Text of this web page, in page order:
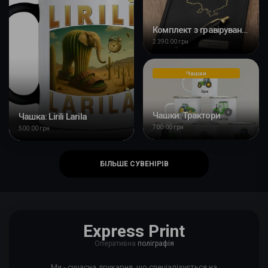
Чашка: Lirili Larila
500.00 грн
Комплект з гравіруванням: Блокнот + ручка Ukraine
2 390.00 грн
Чашки
Чашки: Трактори
700.00 грн
БІЛЬШЕ СУВЕНІРІВ
Express Print
Оперативна поліграфія